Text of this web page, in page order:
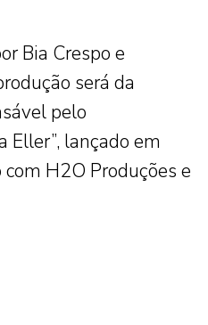
Bia Crespo e
será da
pelo
Eller”, lançado em
H2O Produções e